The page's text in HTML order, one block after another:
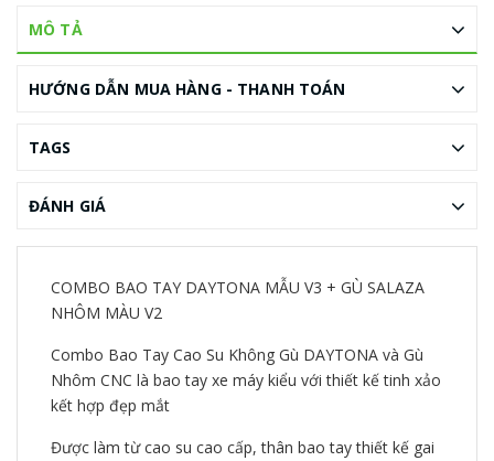
MÔ TẢ
HƯỚNG DẪN MUA HÀNG - THANH TOÁN
TAGS
ĐÁNH GIÁ
COMBO BAO TAY DAYTONA MẪU V3 + GÙ SALAZA
NHÔM MÀU V2
Combo Bao Tay Cao Su Không Gù DAYTONA và Gù
Nhôm CNC là bao tay xe máy kiểu với thiết kế tinh xảo
kết hợp đẹp mắt
Được làm từ cao su cao cấp, thân bao tay thiết kế gai